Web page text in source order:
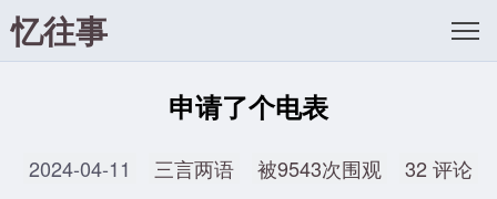
忆往事
申请了个电表
2024-04-11 三言两语 被9543次围观 32 评论